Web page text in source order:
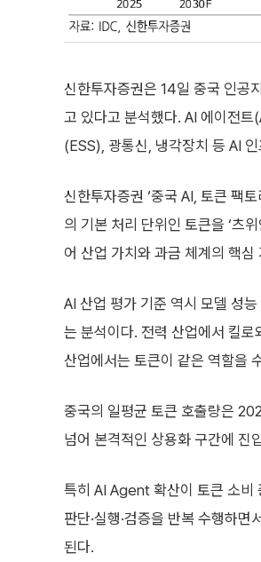
신한투자증권은 14일 중국 인공
고 있다고 분석했다. AI 에이전
(ESS), 광통신, 냉각장치 등 AI
신한투자증권 ‘중국 AI, 토큰 팩
의 기본 처리 단위인 토큰을 ‘츠
어 산업 가치와 과금 체계의 핵
AI 산업 평가 기준 역시 모델 성
는 분석이다. 전력 산업에서 킬
산업에서는 토큰이 같은 역할을
중국의 일평균 토큰 호출량은
넘어 본격적인 상용화 구간에 진
특히 AI Agent 확산이 토큰 소비
판단·실행·검증을 반복 수행하
된다.